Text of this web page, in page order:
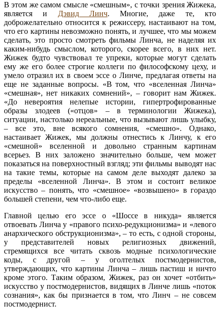
В этом же самом смысле «смешным», с точки зрения Жижека,
является и Дэвид Линч. Многие, даже те, кто
доброжелательно относится к режиссеру, настаивают на том,
что его картины невозможно понять, и лучшее, что мы можем
сделать, это просто смотреть фильмы Линча, не наделяя их
каким-нибудь смыслом, которого, скорее всего, в них нет.
Жижек будто чувствовал те упреки, которые могут сделать
ему же его более строгие коллеги по философскому цеху, и
умело отразил их в своем эссе о Линче, предлагая ответы на
еще не заданные вопросы. «В том, что «вселенная Линча»
«смешная», нет никаких сомнений», – говорит нам Жижек.
«До невероятия нелепые истории, гипертрофированные
образы злодеев («отцов» – в терминологии Жижека),
ситуации, настолько нереальные, что вызывают лишь улыбку,
– все это, вне всякого сомнения, «смешно». Однако,
настаивает Жижек, мы должны отнестись к Линчу, к его
«смешной» вселенной и довольно странным картинам
всерьез. В них заложено значительно больше, чем может
показаться на поверхностный взгляд; эти фильмы выводят нас
на такие темы, которые на самом деле выходят далеко за
пределы «вселенной Линча». В этом и состоит великое
искусство – понять, что «смешное» «возвышено» в гораздо
большей степени, чем что-либо еще.
Главной целью его эссе о «Шоссе в никуда» является
отвоевать Линча у «правого психо-редукционизма» и «левого
анархического обструкционизма», – то есть, с одной стороны,
у представителей новых религиозных движений,
стремящихся все читать сквозь модные психологические
коды, с другой – у оголтелых постмодернистов,
утверждающих, что картины Линча – лишь пастиш и ничто
кроме этого. Таким образом, Жижек, раз он хочет «отбить»
искусство у постмодернистов, видящих в Линче лишь «поток
сознания», как бы признается в том, что Линч – не совсем
постмодернист.